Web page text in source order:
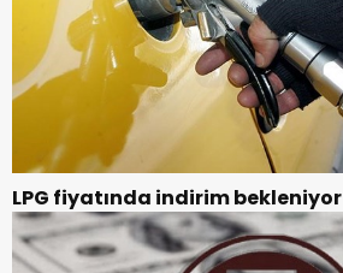
LPG fiyatında indirim bekleniyor